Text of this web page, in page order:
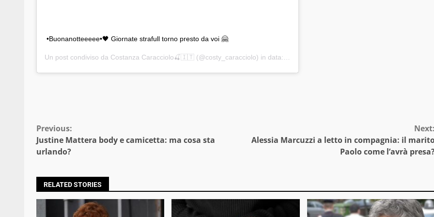
•Buonanotteeeee•🖤 Giornate strafull torno presto da voi 🤗
Un post condiviso da Costanza Caracciolo🍒🇮🇹 (@costy_caracciolo) in data: 2 Nov 2020 alle ore 1:12 PST
Continue
Reading
Previous:
Justine Mattera body e camicetta: ma cosa sta
urlando?
Next:
Alessia Marcuzzi a letto in compagnia: il
Paolo come l’avrà
RELATED STORIES